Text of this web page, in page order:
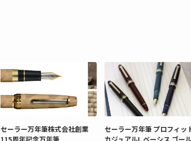
セーラー万年筆株式会社創業
115周年記念万年筆
セーラー万年筆 プロフィッ
カジュアルL ベーシス ゴー